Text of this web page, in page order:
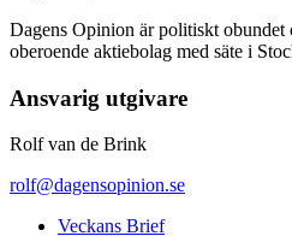
Dagens Opinion är politiskt obundet
oberoende aktiebolag med säte i
Ansvarig utgivare
Rolf van de Brink
rolf@dagensopinion.se
Veckans Brief